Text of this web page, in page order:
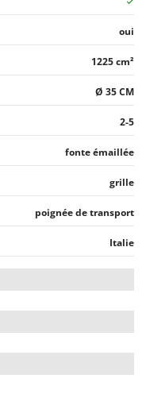
oui
1225 cm²
Ø 35 CM
2-5
fonte émaillée
grille
poignée de transport
Italie